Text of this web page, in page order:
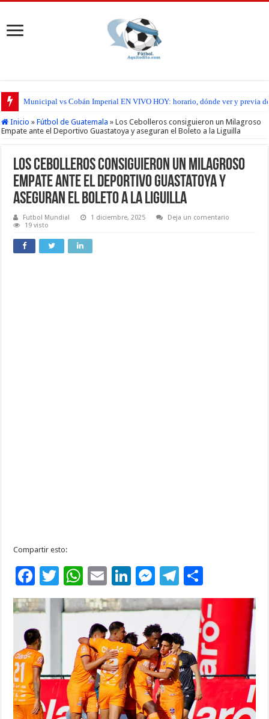
Municipal vs Cobán Imperial EN VIVO HOY: horario, dónde ver y previa
San Pedro FC vs Suchitepéquez EN VIVO HOY: horario, dónde ver y
Inicio » Fútbol de Guatemala » Los Cebolleros consiguieron un Milagroso
Empate ante el Deportivo Guastatoya y aseguran el Boleto a la Liguilla
Los Cebolleros consiguieron un Milagroso
Empate ante el Deportivo Guastatoya y
aseguran el Boleto a la Liguilla
Futbol Mundial 1 diciembre, 2025
Deja un comentario
19 visto
Compartir esto:
F
ac
e
b
o
o
k
T
wi
tt
W
h
at
sA
p
p
E
m
ai
l
Li
n
k
e
dI
n
M
es
se
n
g
er
T
el
e
gr
a
m
o
m
p
ar
ti